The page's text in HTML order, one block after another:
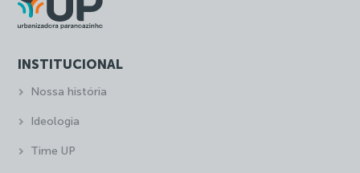
INSTITUCIONAL
Nossa história
Ideologia
Time UP